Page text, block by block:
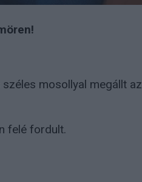
mosollyal megállt az
felé fordult.